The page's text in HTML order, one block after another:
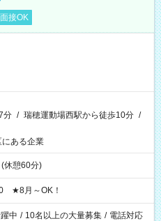
接OK
分 / 瑞穂運動場西駅から徒歩10分 /
ある企業
休憩60分)
★8月～OK！
中 / 10名以上の大量募集 / 電話対応